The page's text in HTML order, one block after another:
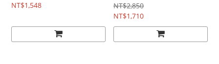
NT$1,548
NT$2,850
NT$1,710